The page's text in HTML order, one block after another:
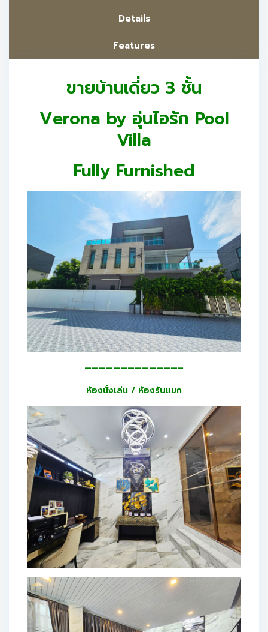
Details
Features
ขายบ้านเดี่ยว 3 ชั้น
Verona by อุ่นไอรัก Pool
Villa
Fully Furnished
—————————————–
ห้องนั่งเล่น / ห้องรับแขก